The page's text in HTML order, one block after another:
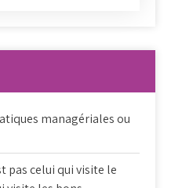
managériales ou
pas celui qui visite le